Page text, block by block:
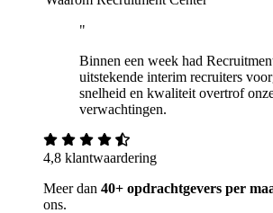
"
Binnen een week had
uitstekende interim recruiters
snelheid en kwaliteit overtrof
verwachtingen.
4,8 klantwaardering
Meer dan 40+ opdrachtgevers per
ons.